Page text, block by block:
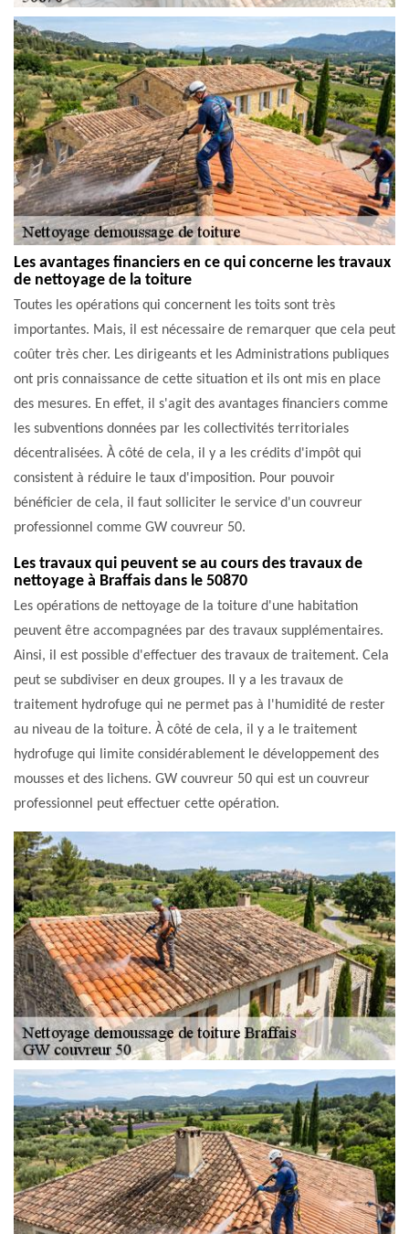
Les avantages financiers en ce qui concerne les travaux
de nettoyage de la toiture
Toutes les opérations qui concernent les toits sont très
importantes. Mais, il est nécessaire de remarquer que cela peut
coûter très cher. Les dirigeants et les Administrations publiques
ont pris connaissance de cette situation et ils ont mis en place
des mesures. En effet, il s'agit des avantages financiers comme
les subventions données par les collectivités territoriales
décentralisées. À côté de cela, il y a les crédits d'impôt qui
consistent à réduire le taux d'imposition. Pour pouvoir
bénéficier de cela, il faut solliciter le service d'un couvreur
professionnel comme GW couvreur 50.
Les travaux qui peuvent se au cours des travaux de
nettoyage à Braffais dans le 50870
Les opérations de nettoyage de la toiture d'une habitation
peuvent être accompagnées par des travaux supplémentaires.
Ainsi, il est possible d'effectuer des travaux de traitement. Cela
peut se subdiviser en deux groupes. Il y a les travaux de
traitement hydrofuge qui ne permet pas à l'humidité de rester
au niveau de la toiture. À côté de cela, il y a le traitement
hydrofuge qui limite considérablement le développement des
mousses et des lichens. GW couvreur 50 qui est un couvreur
professionnel peut effectuer cette opération.